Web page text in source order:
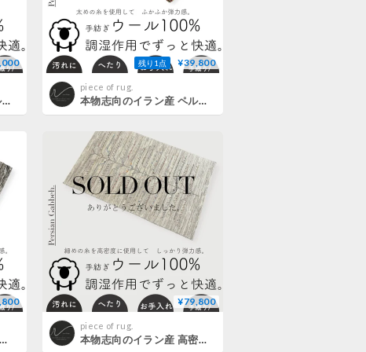
本物志向のイラン産 ペルシャギャッベ 手織り 285332 84cmx115cm
残り1点 ¥39,800
piece of rug.
本物志向のイラン産 ペルシャギャッベ 手織り 273536 63cmx93cm
【出展中】本物志向のイラン産 高密度 ペルシャギャッベ 手織り 270922 71cmx104cm
¥79,800
piece of rug.
本物志向のイラン産 高密度 ペルシャギャッベ 手織り 270921 61cmx102cm